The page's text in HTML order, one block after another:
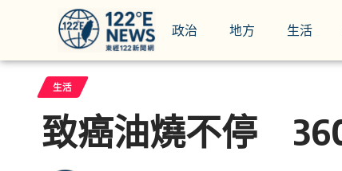
政治 地方 生活
生活
致癌油燒不停